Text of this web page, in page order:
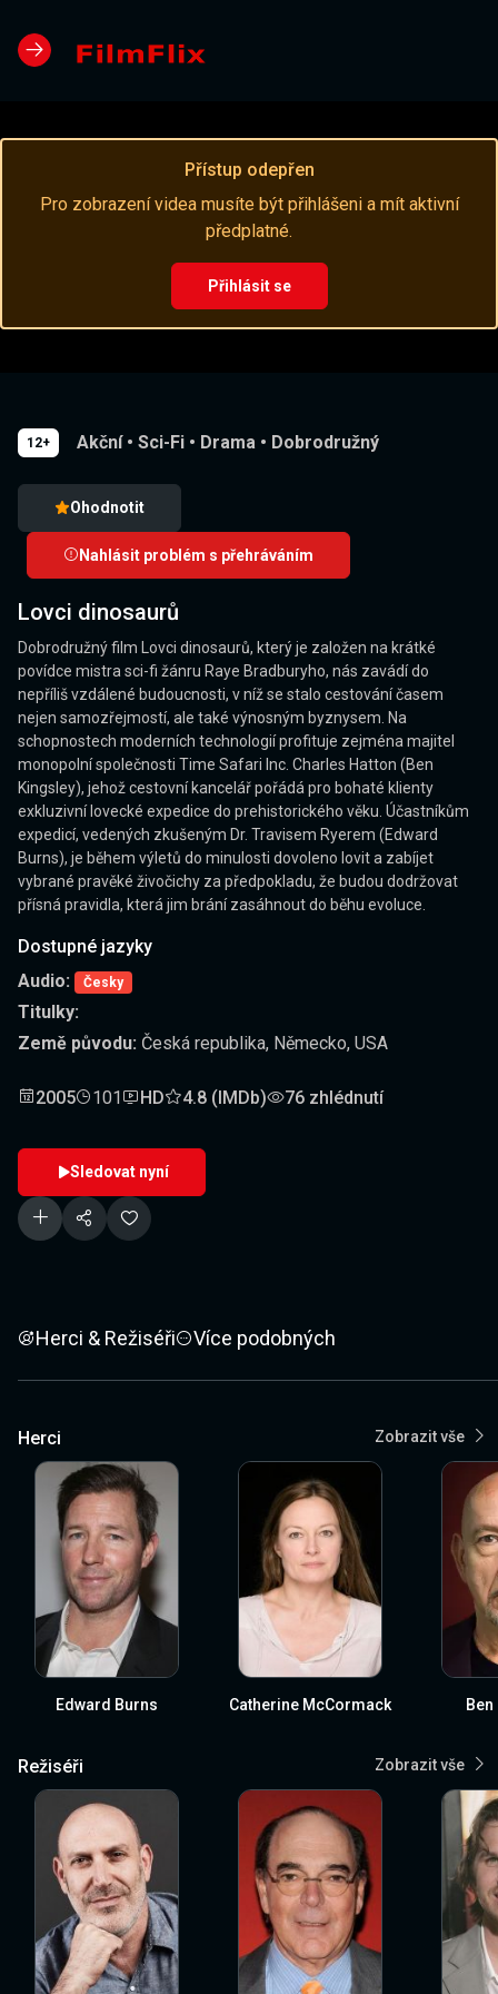
Přístup odepřen
Pro zobrazení videa musíte být přihlášeni a mít aktivní
předplatné.
Přihlásit se
12+ Akční • Sci-Fi • Drama • Dobrodružný
Ohodnotit
Nahlásit problém s přehráváním
Lovci dinosaurů
Dobrodružný film Lovci dinosaurů, který je založen na krátké
povídce mistra sci-fi žánru Raye Bradburyho, nás zavádí do
nepříliš vzdálené budoucnosti, v níž se stalo cestování časem
nejen samozřejmostí, ale také výnosným byznysem. Na
schopnostech moderních technologií profituje zejména majitel
monopolní společnosti Time Safari Inc. Charles Hatton (Ben
Kingsley), jehož cestovní kancelář pořádá pro bohaté klienty
exkluzivní lovecké expedice do prehistorického věku. Účastníkům
expedicí, vedených zkušeným Dr. Travisem Ryerem (Edward
Burns), je během výletů do minulosti dovoleno lovit a zabíjet
vybrané pravěké živočichy za předpokladu, že budou dodržovat
přísná pravidla, která jim brání zasáhnout do běhu evoluce.
Dostupné jazyky
Audio:
Česky
Titulky:
Země původu: Česká republika, Německo, USA
2005 101 HD 4.8 (IMDb) 76 zhlédnutí
Sledovat nyní
Herci & Režiséři Více podobných
Herci Zobrazit vše
Edward Burns Catherine McCormack
Režiséři Zobrazit vše